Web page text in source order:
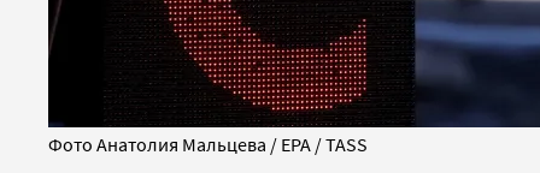
Фото Анатолия Мальцева / EPA / TASS